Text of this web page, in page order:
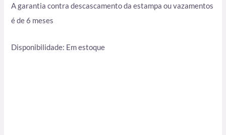
A garantia contra descascamento da estampa ou vazamentos
é de 6 meses
Disponibilidade: Em estoque